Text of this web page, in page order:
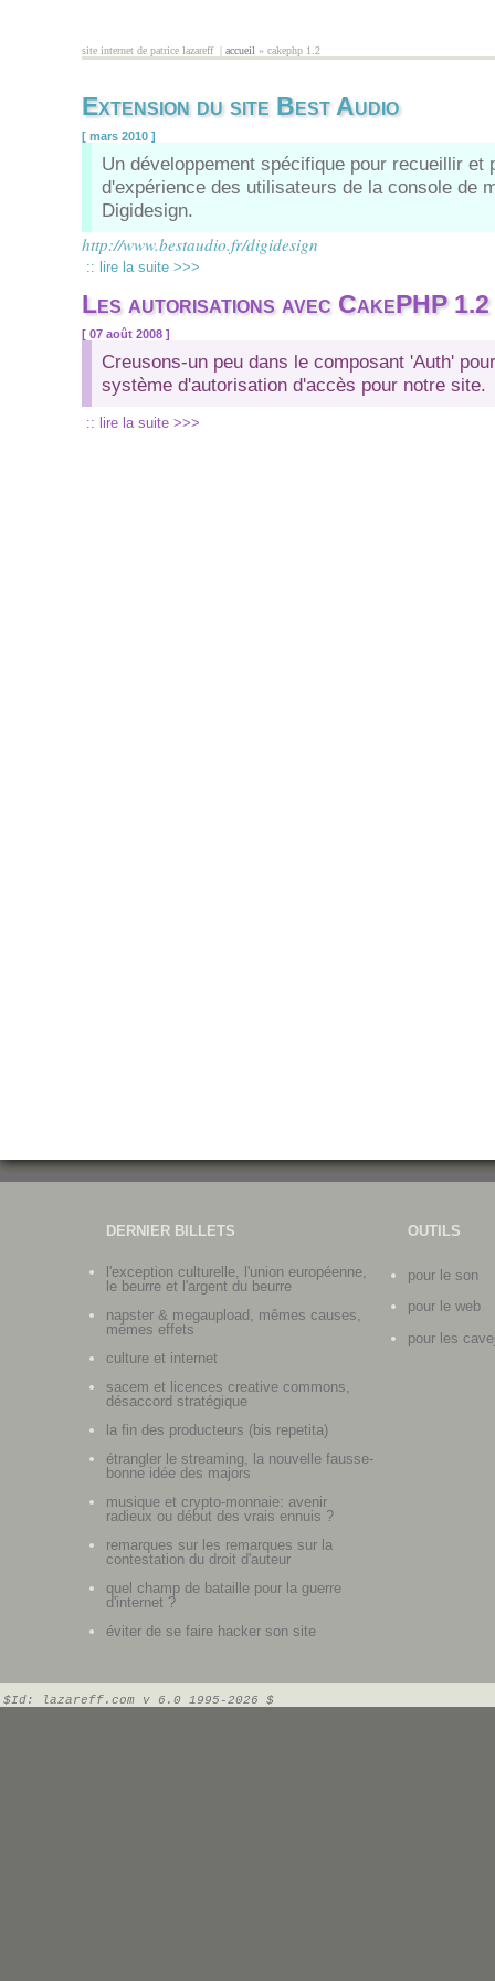
site internet de patrice lazareff |
vous êtes ici
accueil » cakephp 1.2
Extension du site Best Audio
[ mars 2010 ]
Un développement spécifique pour recueillir et
d'expérience des utilisateurs de la console de
Digidesign.
http://www.bestaudio.fr/digidesign
:: lire la suite >>>
Les autorisations avec CakePHP 1.2
[ 07 août 2008 ]
Creusons-un peu dans le composant 'Auth'
système d'autorisation d'accès pour notre site.
:: lire la suite >>>
DERNIER BILLETS
l'exception culturelle, l'union européenne,
le beurre et l'argent du beurre
napster & megaupload, mêmes causes,
mêmes effets
culture et internet
sacem et licences creative commons,
désaccord stratégique
la fin des producteurs (bis repetita)
étrangler le streaming, la nouvelle fausse-
bonne idée des majors
musique et crypto-monnaie: avenir
radieux ou début des vrais ennuis ?
remarques sur les remarques sur la
contestation du droit d'auteur
quel champ de bataille pour la guerre
d'internet ?
éviter de se faire hacker son site
OUTILS
pour le son
pour le web
pour les
$Id: lazareff.com v 6.0 1995-2026 $